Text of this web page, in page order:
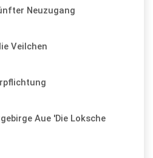
Neuzugang
Veilchen
Aue 'Die Loksche